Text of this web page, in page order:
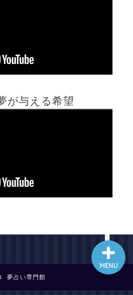
が与える希望
夢占い専門館
MENU
ホーム
最新記事動画